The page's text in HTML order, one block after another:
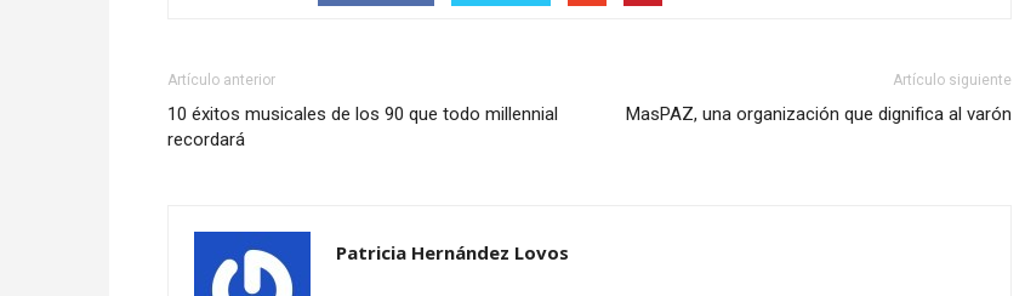
Artículo anterior
10 éxitos musicales de los 90 que todo millennial
recordará
Artículo siguiente
MasPAZ, una organización que dignifica al varón
Patricia Hernández Lovos